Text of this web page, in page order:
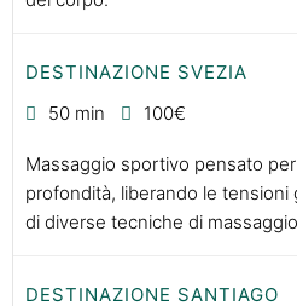
DESTINAZIONE SVEZIA
50 min
100€
Massaggio sportivo pensato
profondità, liberando le tensioni
di diverse tecniche di
DESTINAZIONE SANTIAGO